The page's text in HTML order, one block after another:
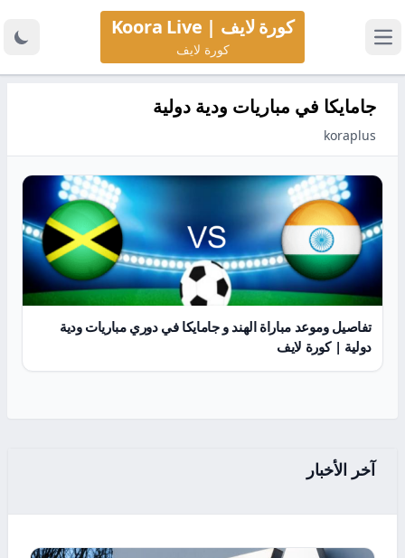
كورة لايف | Koora Live
كورة لايف
جامايكا في مباريات ودية دولية
koraplus
تفاصيل وموعد مباراة الهند و جامايكا في دوري مباريات ودية
دولية | كورة لايف
آخر الأخبار